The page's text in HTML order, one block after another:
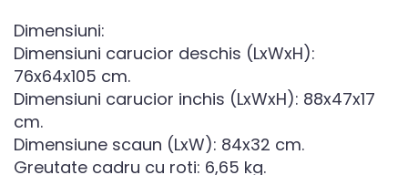
Dimensiuni:
Dimensiuni carucior deschis (LxWxH):
76x64x105 cm.
Dimensiuni carucior inchis (LxWxH): 88x47x17
cm.
Dimensiune scaun (LxW): 84x32 cm.
Greutate cadru cu roti: 6,65 kg.